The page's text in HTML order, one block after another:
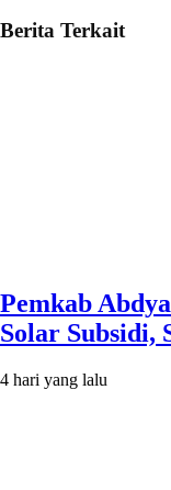
Berita Terkait
Pemkab
Solar Subsidi,
4 hari yang lalu